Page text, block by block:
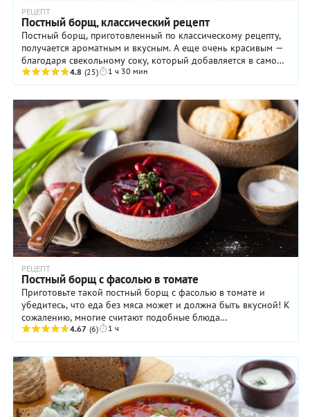
РЕЦЕПТ
Постный борщ, классический рецепт
Постный борщ, приготовленный по классическому рецепту,
получается ароматным и вкусным. А еще очень красивым —
благодаря свекольному соку, который добавляется в самом
конце приготовления! Чтобы вкус ...
4.8 (25) 1 ч 30 мин
РЕЦЕПТ
Постный борщ с фасолью в томате
Приготовьте такой постный борщ с фасолью в томате и
убедитесь, что еда без мяса может и должна быть вкусной! К
сожалению, многие считают подобные блюда
неинтересными и малоаппетитными, потому редко ...
4.67 (6) 1 ч